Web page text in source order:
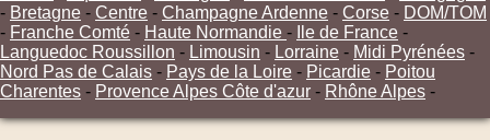
- Bretagne - Centre - Champagne Ardenne - Corse - DOM/TOM
- Franche Comté - Haute Normandie - Ile de France -
Languedoc Roussillon - Limousin - Lorraine - Midi Pyrénées -
Nord Pas de Calais - Pays de la Loire - Picardie - Poitou
Charentes - Provence Alpes Côte d'azur - Rhône Alpes -